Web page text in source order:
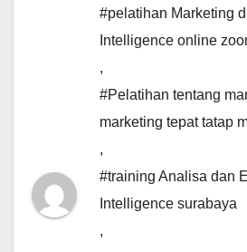
#pelatihan Marketing
Intelligence online
,
#Pelatihan tentang
marketing tepat tatap
,
#training Analisa dan
Intelligence surabaya
,